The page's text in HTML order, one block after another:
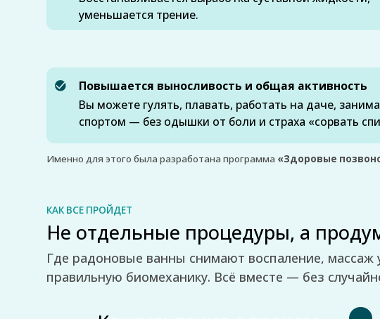
Не отдельные процедуры, а
КАК ВСЕ ПРОЙДЕТ
Где радоновые ванны снимают воспаление, массаж
правильную биомеханику. Всё вместе — без случайностей и
Вы можете гулять, плавать, работать на даче, заниматься
спортом — без одышки от боли и страха «сорвать спину».
Консультация с врачом
врачом, где будет составлен план санаторно-
курортного лечения и подобраны процедуры
для ваших целей